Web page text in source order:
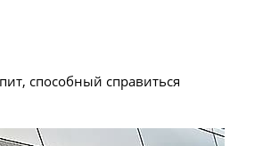
способный справиться